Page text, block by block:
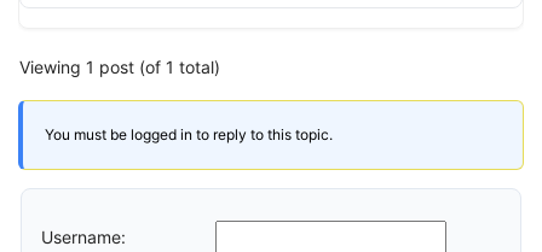
Viewing 1 post (of 1 total)
You must be logged in to reply to this topic.
Username: